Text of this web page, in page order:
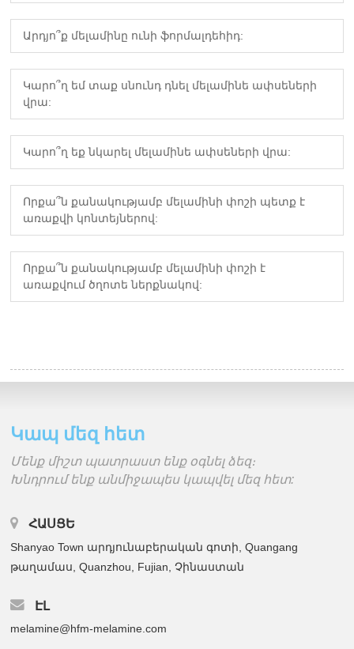
Արդյո՞ք մելամինը ունի ֆորմալդեհիդ:
Կարո՞ղ եմ տաք սնունդ դնել մելամինե ափսեների
վրա:
Կարո՞ղ եք նկարել մելամինե ափսեների վրա:
Որքա՞ն քանակությամբ մելամինի փոշի պետք է
առաքվի կոնտեյներով:
Որքա՞ն քանակությամբ մելամինի փոշի է
առաքվում ծղոտե ներքնակով:
Կապ մեզ հետ
Մենք միշտ պատրաստ ենք օգնել ձեզ։
Խնդրում ենք անմիջապես կապվել մեզ հետ:
ՀԱՍՑԵ
Shanyao Town արդյունաբերական գոտի, Quangang
թաղամաս, Quanzhou, Fujian, Չինաստան
ԷԼ
melamine@hfm-melamine.com